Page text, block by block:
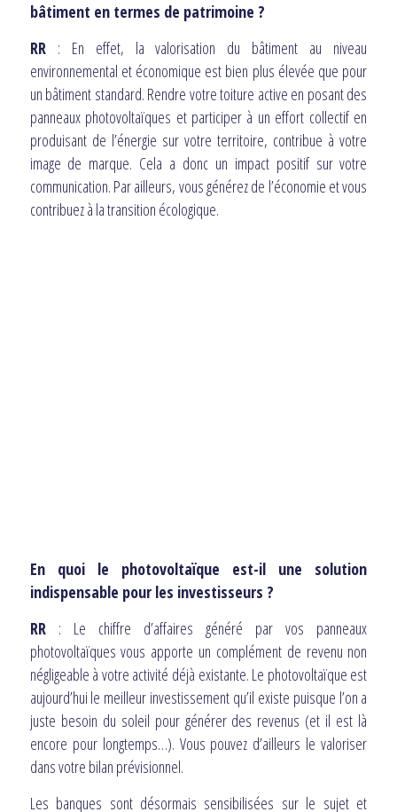
bâtiment en termes de patrimoine ?
RR: En effet, la valorisation du bâtiment au niveau
environnemental et économique est bien plus élevée que pour
un bâtiment standard. Rendre votre toiture active en posant des
panneaux photovoltaïques et participer à un effort collectif en
produisant de l’énergie sur votre territoire, contribue à votre
image de marque. Cela a donc un impact positif sur votre
communication. Par ailleurs, vous générez de l’économie et vous
contribuez à la transition écologique.
En quoi le photovoltaïque est-il une solution
indispensable pour les investisseurs ?
RR: Le chiffre d’affaires généré par vos panneaux
photovoltaïques vous apporte un complément de revenu non
négligeable à votre activité déjà existante. Le photovoltaïque est
aujourd’hui le meilleur investissement qu’il existe puisque l’on a
juste besoin du soleil pour générer des revenus (et il est là
encore pour longtemps…). Vous pouvez d’ailleurs le valoriser
dans votre bilan prévisionnel.
Les banques sont désormais sensibilisées sur le sujet et